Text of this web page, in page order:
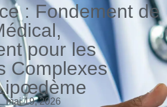
: Fondement de
pour les
Complexes
mai 19, 2026